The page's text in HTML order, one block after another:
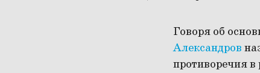
Говоря об
Александров
противоречия